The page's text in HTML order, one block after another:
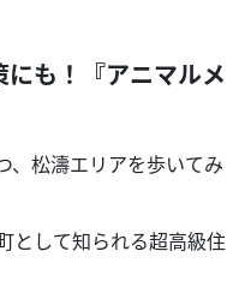
も！『アニマルメ
、松濤エリアを歩いてみ
として知られる超高級住